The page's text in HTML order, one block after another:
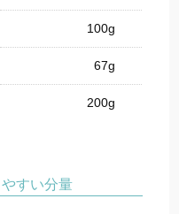
100g
67g
200g
すい分量